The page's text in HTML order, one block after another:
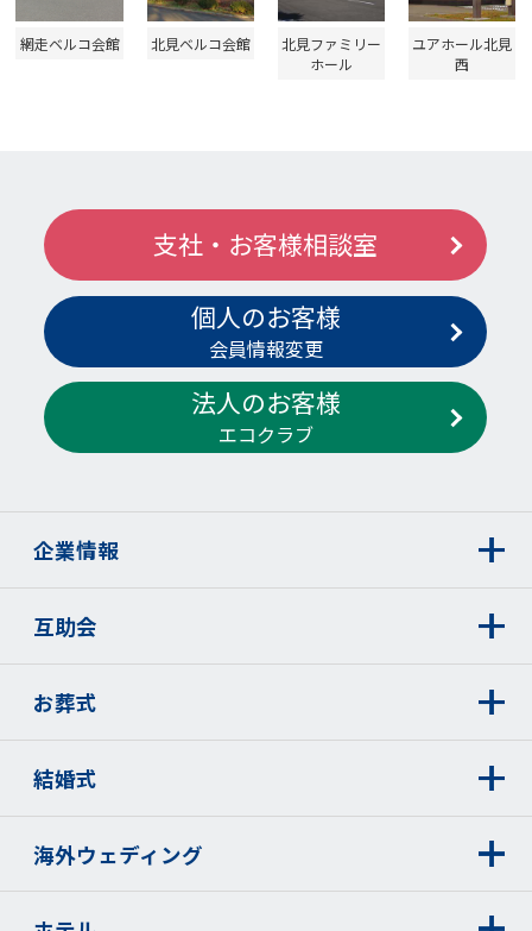
網走ベルコ会館 北見ベルコ会館
北見ファミリー
ホール
ユアホール北見
西
支社・お客様相談室
個人のお客様
会員情報変更
法人のお客様
エコクラブ
企業情報
互助会
お葬式
結婚式
海外ウェディング